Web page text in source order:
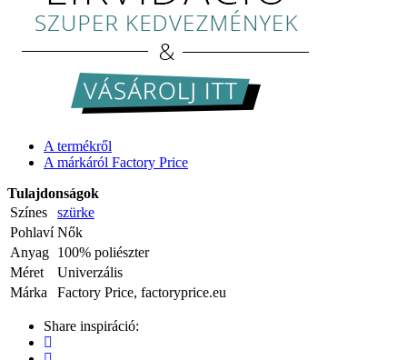
A termékről
A márkáról Factory Price
Tulajdonságok
Színes
szürke
Pohlaví Nők
Anyag 100% poliészter
Méret
Univerzális
Márka
Factory Price, factoryprice.eu
Share inspiráció: